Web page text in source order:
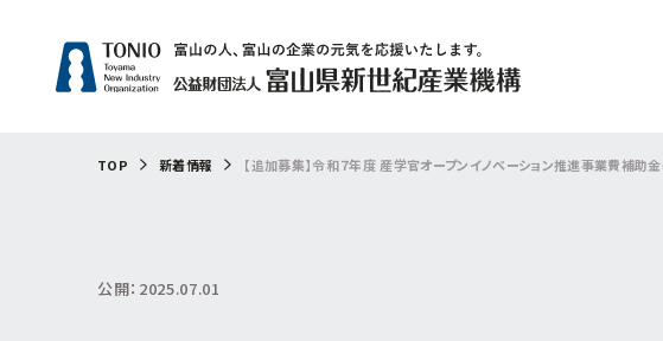
TOP 新着情報 【追加募集】令和７年度 産学官オープンイノベーション推進事業費補助
公開：2025.07.01